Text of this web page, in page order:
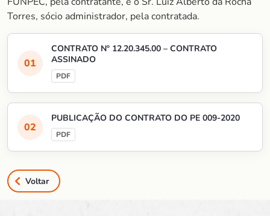
Torres, sócio administrador, pela contratada.
CONTRATO Nº 12.20.345.00 – CONTRATO
ASSINADO
PUBLICAÇÃO DO CONTRATO DO PE 009-2020
Voltar